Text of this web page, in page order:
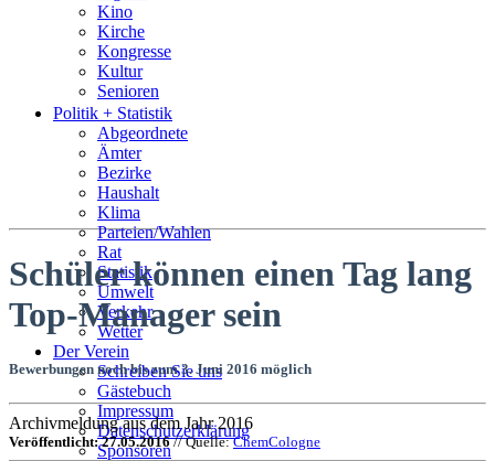
Kino
Kirche
Kongresse
Kultur
Senioren
Stadtführer
Straßen
Politik + Statistik
Abgeordnete
Ämter
Bezirke
Haushalt
Klima
Parteien/Wahlen
Rat
Statistik
Umwelt
Verkehr
Wetter
Der Verein
Schreiben Sie uns
Gästebuch
Impressum
Datenschutzerklärung
Sponsoren
Schüler können einen Tag lang
Top-Manager sein
Bewerbungen noch bis zum 3. Juni 2016 möglich
Archivmeldung aus dem Jahr 2016
Veröffentlicht: 27.05.2016// Quelle:ChemCologne